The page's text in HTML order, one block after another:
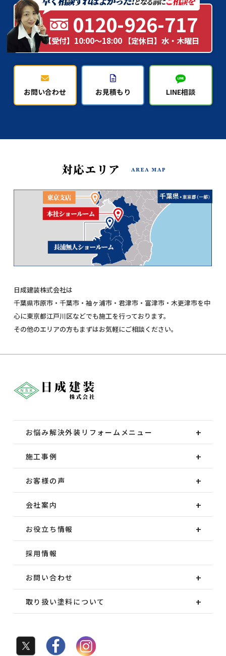
0120-926-717
【受付】10:00～18:00 【定休日】水・木曜日
お問い合わせ お見積もり LINE相談
日成建装株式会社は
千葉県市原市・千葉市・袖ヶ浦市・君津市・富津市・木更津市を中
心に東京都江戸川区などでも施工を行っております。
その他のエリアの方もまずはお気軽にご相談ください。
お悩み解決外装 リフォームメニュー
施工事例
お客様の声
会社案内
お役立ち情報
採用情報
お問い合わせ
取り扱い塗料について